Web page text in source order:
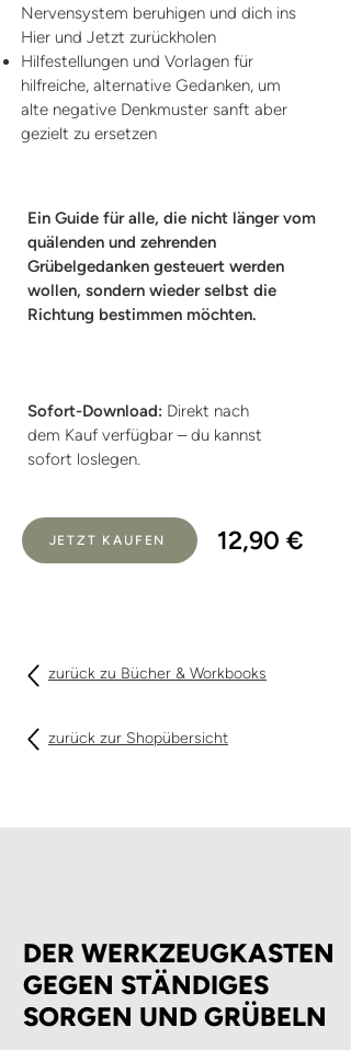
Nervensystem beruhigen und dich ins
Hier und Jetzt zurückholen
Hilfestellungen und Vorlagen für
hilfreiche, alternative Gedanken, um
alte negative Denkmuster sanft aber
gezielt zu ersetzen
Ein Guide für alle, die nicht länger vom
quälenden und zehrenden
Grübelgedanken gesteuert werden
wollen, sondern wieder selbst die
Richtung bestimmen möchten.
Sofort-Download: Direkt nach
dem Kauf verfügbar – du kannst
sofort loslegen.
JETZT KAUFEN 12,90 €
zurück zu Bücher & Workbooks
zurück zur Shopübersicht
DER WERKZEUGKASTEN
GEGEN STÄNDIGES
SORGEN UND GRÜBELN